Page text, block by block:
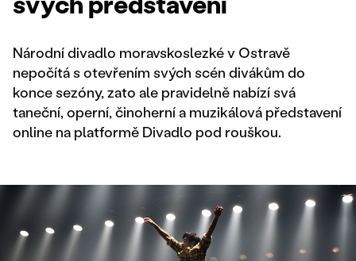
Národní divadlo moravskoslezké v Ostravě
nepočítá s otevřením svých scén divákům do
konce sezóny, zato ale pravidelně nabízí svá
taneční, operní, činoherní a muzikálová představení
online na platformě Divadlo pod rouškou.